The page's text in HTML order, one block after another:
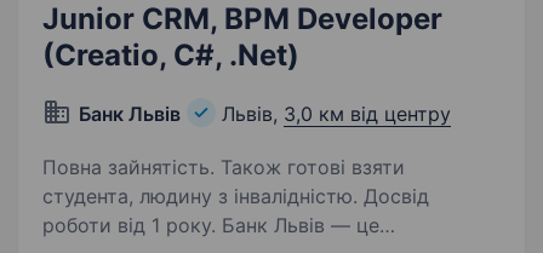
Junior CRM, BPM Developer
(Creatio, C#, .Net)
Банк Львів Львів, 3,0 км від центру
Повна зайнятість. Також готові взяти
студента, людину з інвалідністю. Досвід
роботи від 1 року. Банк Львів — це